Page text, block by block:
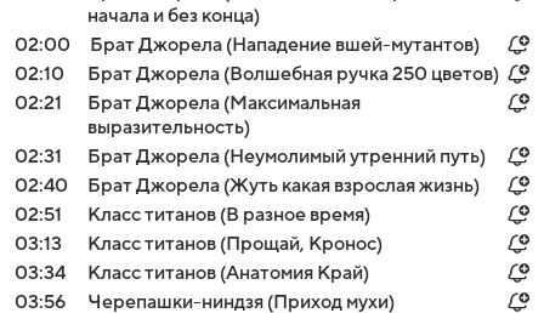
начала и без конца)
02:00
Брат Джорела (Нападение вшей-мутантов)
02:10
Брат Джорела (Волшебная ручка 250 цветов)
02:21
Брат Джорела (Максимальная
выразительность)
02:31
Брат Джорела (Неумолимый утренний путь)
02:40
Брат Джорела (Жуть какая взрослая жизнь)
02:51
Класс титанов (В разное время)
03:13
Класс титанов (Прощай, Кронос)
03:34
Класс титанов (Анатомия Край)
03:56
Черепашки-ниндзя (Приход мухи)